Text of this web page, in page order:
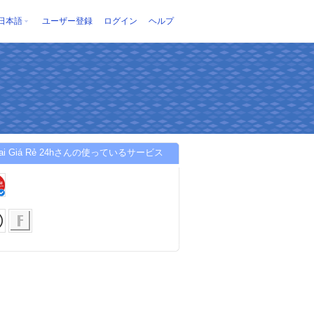
本語 ユーザー登録 ログイン ヘルプ
Giá Rẻ 24hさんの使っているサービス